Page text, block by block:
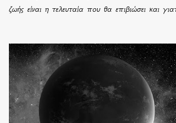
ζωής είναι η τελευταία που θα επιβιώσει και